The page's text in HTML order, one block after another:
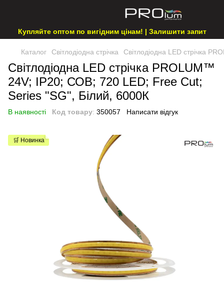
Купляйте оптом по вигідним цінам! | Залишити запит
Каталог Світлодіодна стрічка Світлодіодна LED стрічка
Світлодіодна LED стрічка PROLUM™
24V; IP20; СОВ; 720 LED; Free Cut;
Series "SG", Білий, 6000К
В наявності Код товару: 350057 Написати відгук
🛒 Новинка